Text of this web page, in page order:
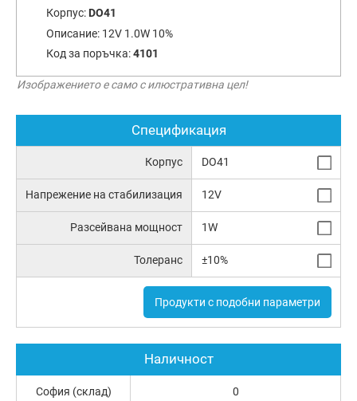
Корпус: DO41
Описание: 12V 1.0W 10%
Код за поръчка:4101
Изображението е само с илюстративна цел!
Спецификация
Корпус DO41
Напрежение на стабилизация 12V
Разсейвана мощност 1W
Толеранс ±10%
Продукти с подобни параметри
Наличност
София (склад) 0